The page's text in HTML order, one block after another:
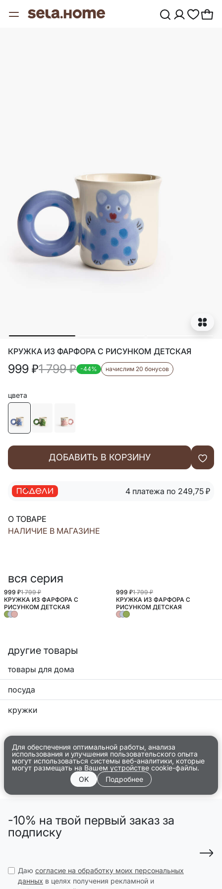
КРУЖКА ИЗ ФАРФОРА С РИСУНКОМ ДЕТСКАЯ
999 ₽1 799₽ -44% начислим 20 бонусов
цвета
ДОБАВИТЬ В КОРЗИНУ
4 платежа по 249,75 ₽
О ТОВАРЕ
НАЛИЧИЕ В МАГАЗИНЕ
вся серия
999 ₽1 799 ₽
КРУЖКА ИЗ ФАРФОРА С
РИСУНКОМ ДЕТСКАЯ
999 ₽1 799 ₽
КРУЖКА ИЗ ФАРФОРА С
РИСУНКОМ ДЕТСКАЯ
другие товары
товары для дома
посуда
кружки
Для обеспечения оптимальной работы, анализа
использования и улучшения пользовательского опыта
могут использоваться системы веб-аналитики, которые
могут размещать на Вашем устройстве cookie-файлы.
OK
Подробнее
-10% на твой первый заказ за
подписку
Даю согласие на обработку моих персональных
данных в целях получения рекламной и